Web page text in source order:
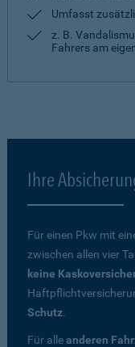
Umfasst
z. B.
Fahrers am
Ihre
Für einen Pkw mit
zwischen allen vier
keine
Schutz.
Für alleanderen